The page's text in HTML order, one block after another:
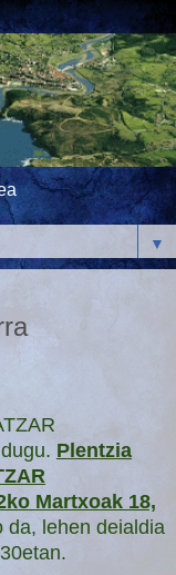
▼
Plentzia
Martxoak 18,
da, lehen deialdia